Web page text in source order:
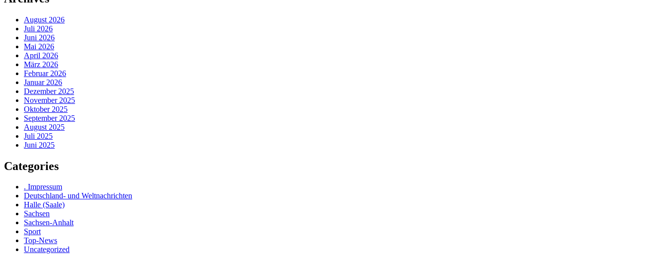
August 2026
Juli 2026
Juni 2026
Mai 2026
April 2026
März 2026
Februar 2026
Januar 2026
Dezember 2025
November 2025
Oktober 2025
September 2025
August 2025
Juli 2025
Juni 2025
Categories
. Impressum
Deutschland- und Weltnachrichten
Halle (Saale)
Sachsen
Sachsen-Anhalt
Sport
Top-News
Uncategorized